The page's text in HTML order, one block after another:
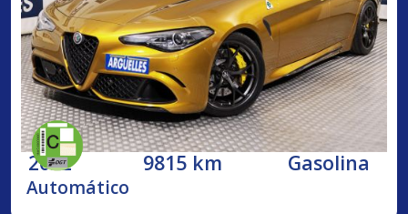
2022 9815 km Gasolina
Automático